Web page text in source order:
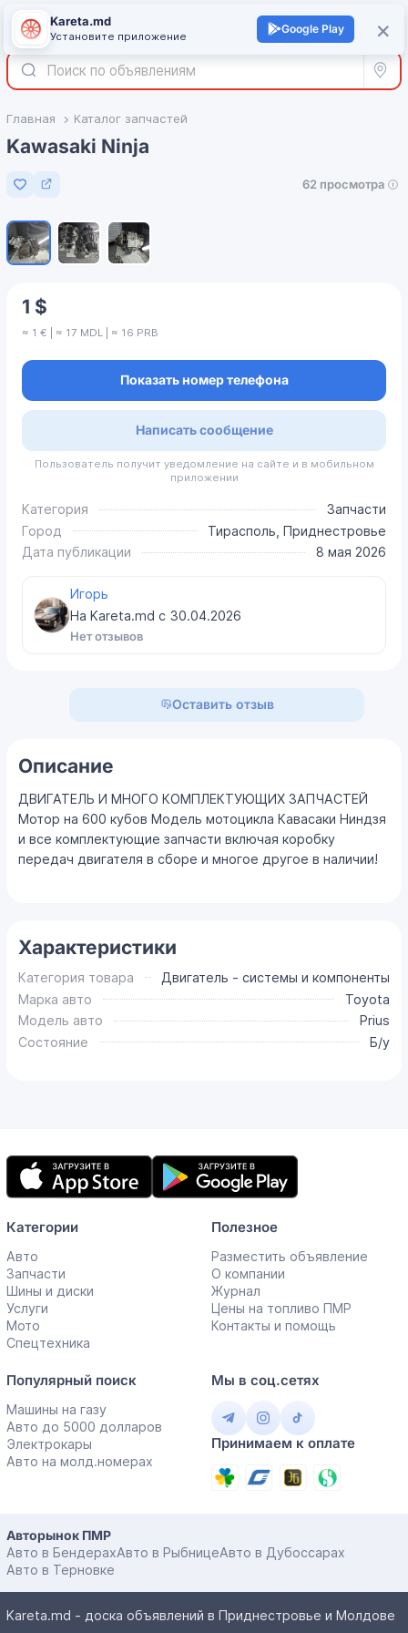
Войти +
Все
Главная Каталог запчастей
Kawasaki Ninja
Добавить в избранное
62 просмотра
1 $
≈ 1 € | ≈ 17 MDL | ≈ 16 PRB
Показать номер телефона
Написать сообщение
Пользователь получит уведомление на сайте и в мобильном
приложении
Категория
Запчасти
Город
Тирасполь, Приднестровье
Дата публикации
8 мая 2026
Игорь
На Kareta.md с 30.04.2026
Нет отзывов
Оставить отзыв
Описание
ДВИГАТЕЛЬ И МНОГО КОМПЛЕКТУЮЩИХ ЗАПЧАСТЕЙ
Мотор на 600 кубов Модель мотоцикла Кавасаки Ниндзя
и все комплектующие запчасти включая коробку
передач двигателя в сборе и многое другое в наличии!
Характеристики
Категория товара
Двигатель - системы и компоненты
Марка авто
Toyota
Модель авто
Prius
Состояние
Б/у
×
Kareta.md
Установите приложение
Google Play
Мобильное
приложение
Категории
Авто
Запчасти
Шины и диски
Услуги
Мото
Спецтехника
Полезное
Разместить объявление
О компании
Журнал
Цены на топливо ПМР
Контакты и помощь
Популярный поиск
Машины на газу
Авто до 5000 долларов
Электрокары
Авто на молд.номерах
Мы в соц.сетях
Принимаем к оплате
Авторынок ПМР
Авто в БендерахАвто в РыбницеАвто в Дубоссарах
Авто в Терновке
Kareta.md - доска объявлений в Приднестровье и Молдове